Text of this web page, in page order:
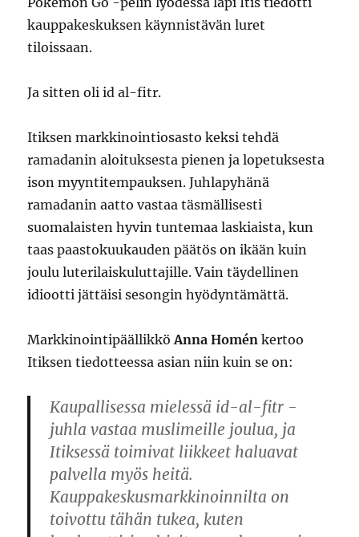
kauppakeskuksen käynnistävän luret
tiloissaan.
Ja sitten oli id al-fitr.
Itiksen markkinointiosasto keksi tehdä
ramadanin aloituksesta pienen ja lopetuksesta
ison myyntitempauksen. Juhlapyhänä
ramadanin aatto vastaa täsmällisesti
suomalaisten hyvin tuntemaa laskiaista, kun
taas paastokuukauden päätös on ikään kuin
joulu luterilaiskuluttajille. Vain täydellinen
idiootti jättäisi sesongin hyödyntämättä.
MarkkinointipäällikköAnna Homén kertoo
Itiksen tiedotteessa asian niin kuin se on:
Kaupallisessa mielessä id-al-fitr -
juhla vastaa muslimeille joulua, ja
Itiksessä toimivat liikkeet haluavat
palvella myös heitä.
Kauppakeskusmarkkinoinnilta on
toivottu tähän tukea, kuten